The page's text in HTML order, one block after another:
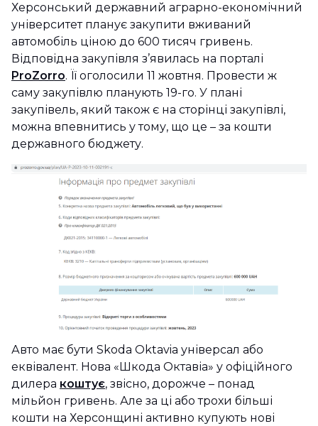
Херсонський державний аграрно-економічний
університет планує закупити вживаний
автомобіль ціною до 600 тисяч гривень.
Відповідна закупівля з’явилась на порталі
ProZorro. Її оголосили 11 жовтня. Провести ж
саму закупівлю планують 19-го. У плані
закупівель, який також є на сторінці закупівлі,
можна впевнитись у тому, що це – за кошти
державного бюджету.
Авто має бути Skoda Oktavia універсал або
еквівалент. Нова «Шкода Октавіа» у офіційного
дилера коштує, звісно, дорожче – понад
мільйон гривень. Але за ці або трохи більші
кошти на Херсонщині активно купують нові